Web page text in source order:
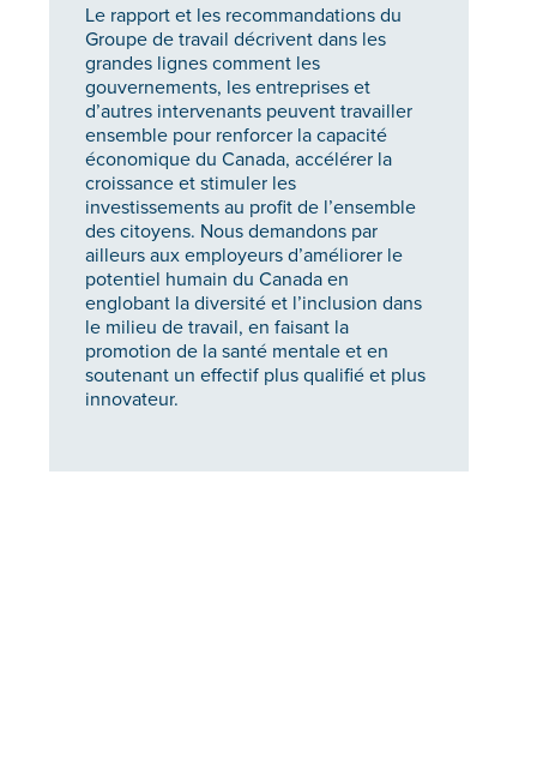
Le rapport et les recommandations du
Groupe de travail décrivent dans les
grandes lignes comment les
gouvernements, les entreprises et
d’autres intervenants peuvent travailler
ensemble pour renforcer la capacité
économique du Canada, accélérer la
croissance et stimuler les
investissements au profit de l’ensemble
des citoyens. Nous demandons par
ailleurs aux employeurs d’améliorer le
potentiel humain du Canada en
englobant la diversité et l’inclusion dans
le milieu de travail, en faisant la
promotion de la santé mentale et en
soutenant un effectif plus qualifié et plus
innovateur.